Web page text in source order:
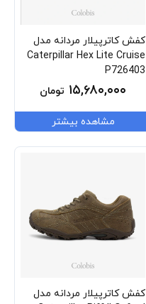
کفش کاترپیلار مردانه مدل
Caterpillar Hex Lite Cruise
P726403
۱۵,۶۸۰,۰۰۰ تومان
مشاهده بیشتر
کفش کاترپیلار مردانه مدل